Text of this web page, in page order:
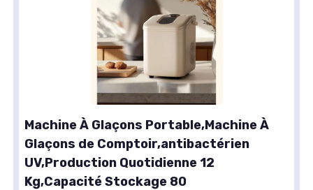
Machine À Glaçons Portable,Machine À
Glaçons de Comptoir,antibactérien
UV,Production Quotidienne 12
Kg,Capacité Stockage 80